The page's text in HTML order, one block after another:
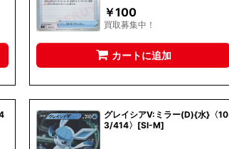
￥100
買取募集中！
カートに追加
グレイシアV:ミラー(D){水}〈10
3/414〉[SI-M]